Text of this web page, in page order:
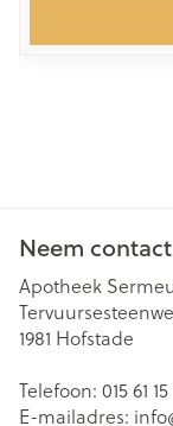
Neem
Apotheek
1981 Hofstade
Telefoon: 015 61 15
E-mailadres: